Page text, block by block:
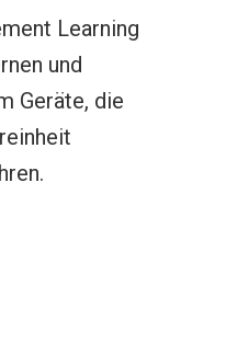
Learning
und
Geräte, die